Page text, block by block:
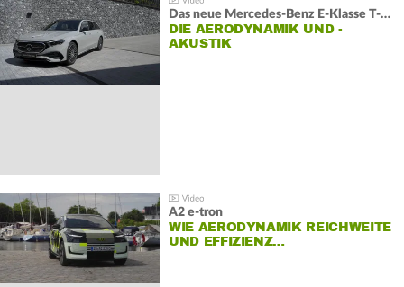
Das neue Mercedes-Benz E-Klasse T-Modell
DIE AERODYNAMIK UND -
AKUSTIK
A2 e-tron
WIE AERODYNAMIK REICHWEITE
UND EFFIZIENZ…